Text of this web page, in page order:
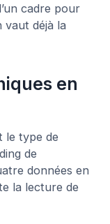
cadre pour
vaut déjà la
en
le type de
de
données en
la lecture de